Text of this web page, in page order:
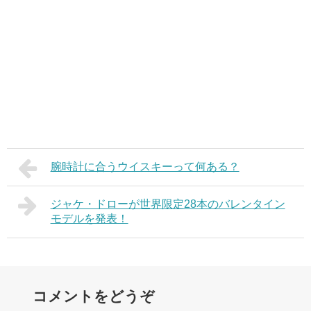
腕時計に合うウイスキーって何ある？
ジャケ・ドローが世界限定28本のバレンタイン
モデルを発表！
コメントをどうぞ